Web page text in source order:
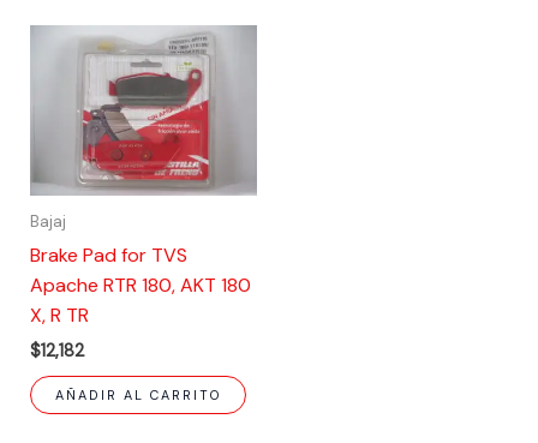
Bajaj
Brake Pad for TVS
Apache RTR 180, AKT 180
X, R TR
$12,182
AÑADIR AL CARRITO